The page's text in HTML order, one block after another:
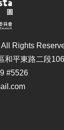
Rights
和平東路二段
#5526